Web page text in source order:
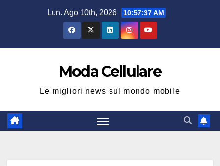
Lun. Ago 10th, 2026 10:57:38 AM
Moda Cellulare
Le migliori news sul mondo mobile